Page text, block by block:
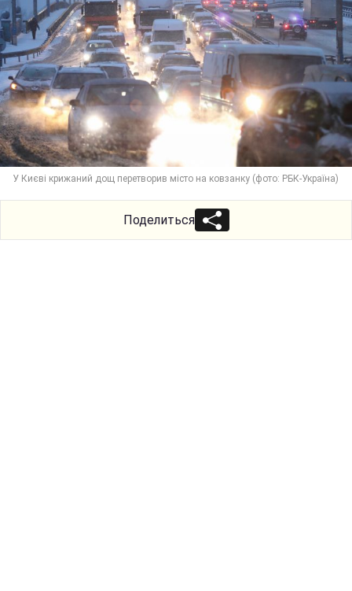
У Києві крижаний дощ перетворив місто на ковзанку (фото: РБК-Україна)
Поделиться